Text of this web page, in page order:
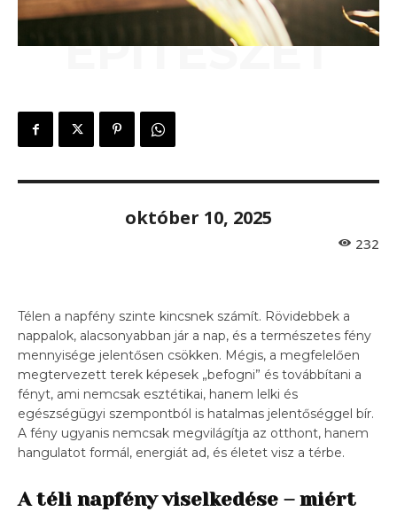
ÉPÍTÉSZET
október 10, 2025
232
Télen a napfény szinte kincsnek számít. Rövidebbek a
nappalok, alacsonyabban jár a nap, és a természetes fény
mennyisége jelentősen csökken. Mégis, a megfelelően
megtervezett terek képesek „befogni” és továbbítani a
fényt, ami nemcsak esztétikai, hanem lelki és
egészségügyi szempontból is hatalmas jelentőséggel bír.
A fény ugyanis nemcsak megvilágítja az otthont, hanem
hangulatot formál, energiát ad, és életet visz a térbe.
A téli napfény viselkedése – miért